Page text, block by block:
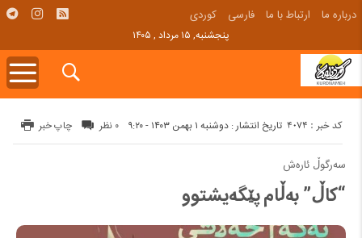
درباره ما ارتباط با ما فارسی کوردی
پنجشنبه, ۱۵ مرداد , ۱۴۰۵
تاریخ انتشار : دوشنبه ۱ بهمن ۱۴۰۳ - ۹:۲۰ کد خبر : 4074 چاپ خبر ۰ نظر
سەرگوڵ ئارەش
“کاڵ” بەڵام پێگەیشتوو